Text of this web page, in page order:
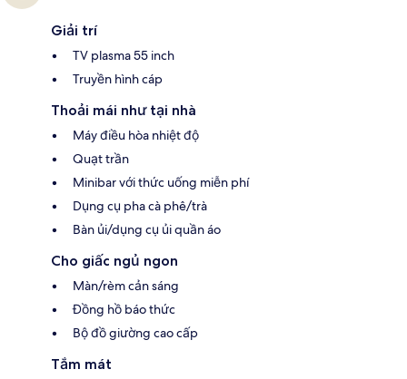
Giải trí
TV plasma 55 inch
Truyền hình cáp
Thoải mái như tại nhà
Máy điều hòa nhiệt độ
Quạt trần
Minibar với thức uống miễn phí
Dụng cụ pha cà phê/trà
Bàn ủi/dụng cụ ủi quần áo
Cho giấc ngủ ngon
Màn/rèm cản sáng
Đồng hồ báo thức
Bộ đồ giường cao cấp
Tắm mát